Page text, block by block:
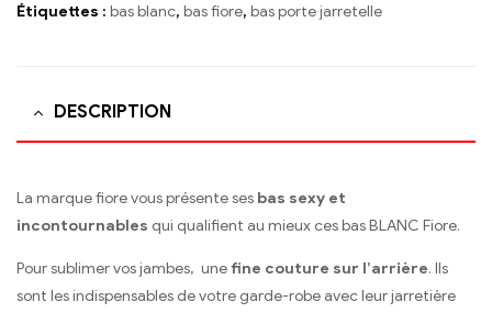
Étiquettes : bas blanc, bas fiore, bas porte jarretelle
DESCRIPTION
La marque fiore vous présente ses bas sexy et
incontournables qui qualifient au mieux ces bas BLANC Fiore.
Pour sublimer vos jambes, unefine couture sur l’arrière. Ils
sont les indispensables de votre garde-robe avec leur jarretière